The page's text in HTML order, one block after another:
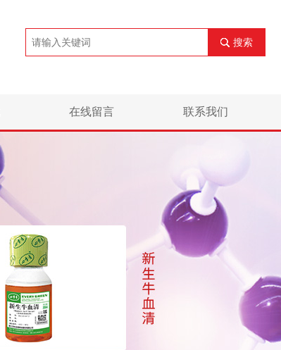
搜索
在线留言 联系我们